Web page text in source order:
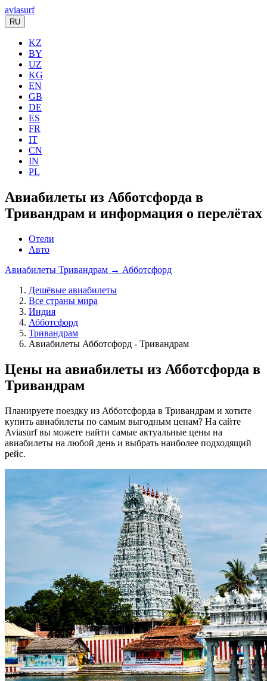
aviasurf
RU
KZ
BY
UZ
KG
EN
GB
DE
ES
FR
IT
CN
IN
PL
Авиабилеты из Абботсфорда в
Тривандрам и информация о перелётах
Отели
Авто
Авиабилеты Тривандрам → Абботсфорд
Дешёвые авиабилеты
Все страны мира
Индия
Абботсфорд
Тривандрам
Авиабилеты Абботсфорд - Тривандрам
Цены на авиабилеты из Абботсфорда в
Тривандрам
Планируете поездку из Абботсфорда в Тривандрам и хотите
купить авиабилеты по самым выгодным ценам? На сайте
Aviasurf вы можете найти самые актуальные цены на
авиабилеты на любой день и выбрать наиболее подходящий
рейс.